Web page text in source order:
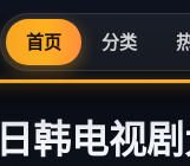
首页 分类
日韩电视